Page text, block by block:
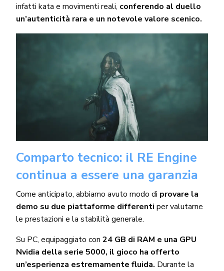
infatti kata e movimenti reali, conferendo al duello
un’autenticità rara e un notevole valore scenico.
Comparto tecnico: il RE Engine
continua a essere una garanzia
Come anticipato, abbiamo avuto modo di provare la
demo su due piattaforme differenti per valutarne
le prestazioni e la stabilità generale.
Su PC, equipaggiato con24 GB di RAM e una GPU
Nvidia della serie 5000, il gioco ha offerto
un’esperienza estremamente fluida. Durante la